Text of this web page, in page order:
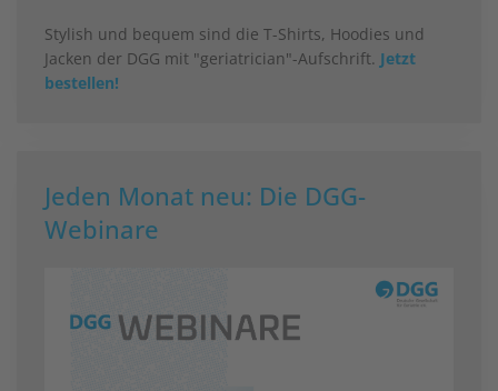
Stylish und bequem sind die T-Shirts, Hoodies und
Jacken der DGG mit "geriatrician"-Aufschrift. Jetzt
bestellen!
Jeden Monat neu: Die DGG-
Webinare